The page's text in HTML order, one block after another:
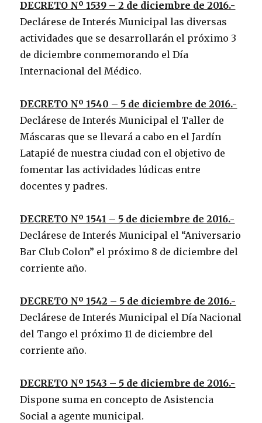
DECRETO Nº 1539 – 2 de diciembre de 2016.-
Declárese de Interés Municipal las diversas
actividades que se desarrollarán el próximo 3
de diciembre conmemorando el Día
Internacional del Médico.
DECRETO Nº 1540 – 5 de diciembre de 2016.-
Declárese de Interés Municipal el Taller de
Máscaras que se llevará a cabo en el Jardín
Latapié de nuestra ciudad con el objetivo de
fomentar las actividades lúdicas entre
docentes y padres.
DECRETO Nº 1541 – 5 de diciembre de 2016.-
Declárese de Interés Municipal el “Aniversario
Bar Club Colon” el próximo 8 de diciembre del
corriente año.
DECRETO Nº 1542 – 5 de diciembre de 2016.-
Declárese de Interés Municipal el Día Nacional
del Tango el próximo 11 de diciembre del
corriente año.
DECRETO Nº 1543 – 5 de diciembre de 2016.-
Dispone suma en concepto de Asistencia
Social a agente municipal.